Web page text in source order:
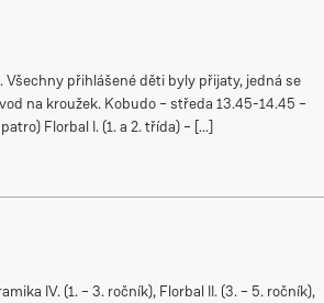
přihlášené děti byly přijaty, jedná se
na kroužek. Kobudo – středa 13.45-14.45 –
Florbal I. (1. a 2. třída) – […]
IV. (1. – 3. ročník), Florbal II. (3. – 5. ročník),